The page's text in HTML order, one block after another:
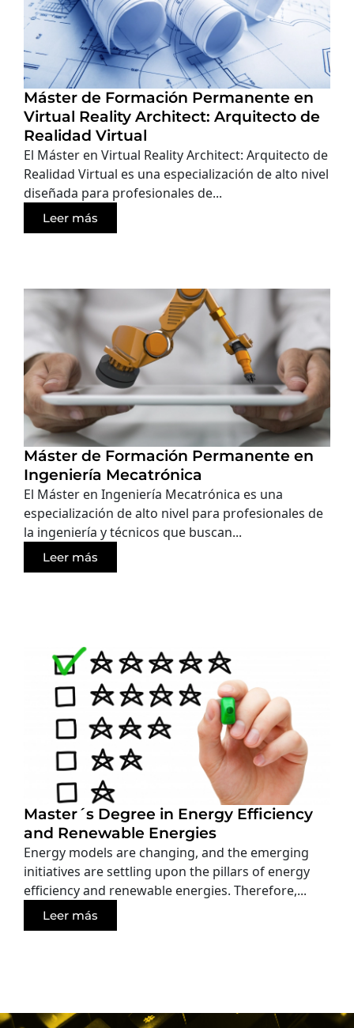
Máster de Formación Permanente en
Virtual Reality Architect: Arquitecto de
Realidad Virtual
El Máster en Virtual Reality Architect: Arquitecto de
Realidad Virtual es una especialización de alto nivel
diseñada para profesionales de...
Leer más
Máster de Formación Permanente en
Ingeniería Mecatrónica
El Máster en Ingeniería Mecatrónica es una
especialización de alto nivel para profesionales de
la ingeniería y técnicos que buscan...
Leer más
Master´s Degree in Energy Efficiency
and Renewable Energies
Energy models are changing, and the emerging
initiatives are settling upon the pillars of energy
efficiency and renewable energies. Therefore,...
Leer más